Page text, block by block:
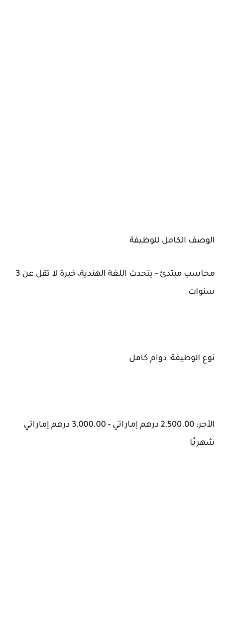
الوصف الكامل للوظيفة
محاسب مبتدئ - يتحدث اللغة الهندية، خبرة لا تقل عن 3
سنوات
نوع الوظيفة: دوام كامل
الأجر: 2,500.00 درهم إماراتي - 3,000.00 درهم إماراتي
شهريًا